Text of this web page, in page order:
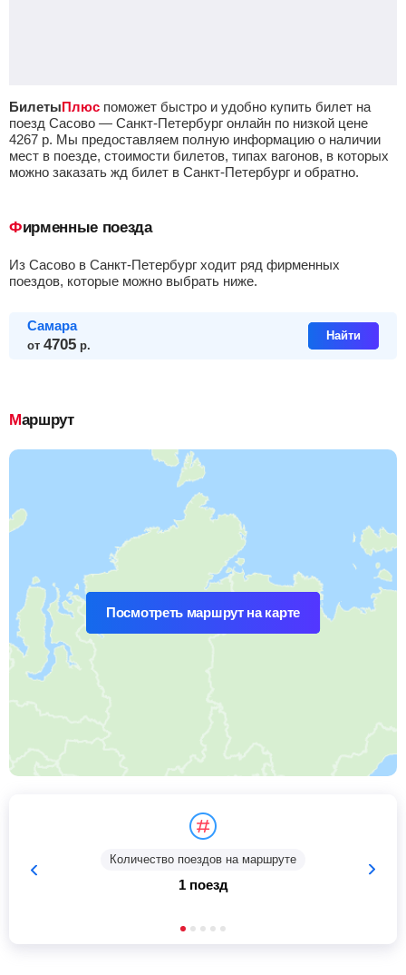
БилетыПлюс поможет быстро и удобно купить билет на
поезд Сасово — Санкт-Петербург онлайн по низкой цене
4267 р. Мы предоставляем полную информацию о наличии
мест в поезде, стоимости билетов, типах вагонов, в которых
можно заказать жд билет в Санкт-Петербург и обратно.
Фирменные поезда
из Сасово в Санкт-Петербург ходит ряд фирменных
поездов, которые можно выбрать ниже.
Самара
от 4705 р.
Найти
Маршрут
Посмотреть маршрут на карте
Количество поездов на маршруте
1 поезд